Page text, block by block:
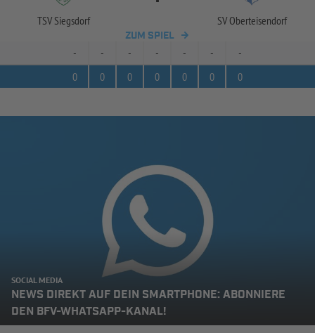
TSV Siegsdorf SV Oberteisendorf
ZUM SPIEL
- - - - - -
-
0
0 0 0 0 0 0
SOCIAL MEDIA
NEWS DIREKT AUF DEIN SMARTPHONE: ABONNIERE
DEN BFV-WHATSAPP-KANAL!